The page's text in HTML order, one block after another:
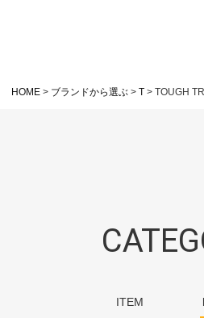
HOME ブランドから選ぶ T TOUGH
ITEM